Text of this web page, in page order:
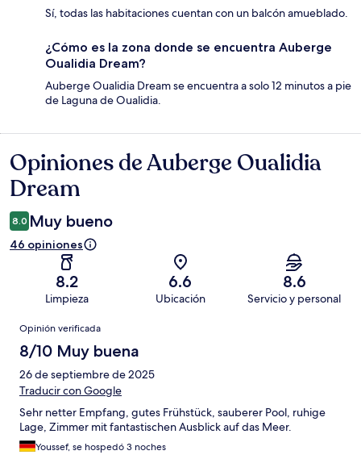
Sí, todas las habitaciones cuentan con un balcón amueblado.
¿Cómo es la zona donde se encuentra Auberge
Oualidia Dream?
Auberge Oualidia Dream se encuentra a solo 12 minutos a pie
de Laguna de Oualidia.
Opiniones
Opiniones de Auberge Oualidia
Dream
8.0 Muy bueno
46 opiniones
8.2
Limpieza
6.6
Ubicación
8.6
Servicio y personal
Opiniones
Opinión verificada
8/10 Muy buena
26 de septiembre de 2025
Traducir con Google
Sehr netter Empfang, gutes Frühstück, sauberer Pool, ruhige
Lage, Zimmer mit fantastischen Ausblick auf das Meer.
Youssef, se hospedó 3 noches